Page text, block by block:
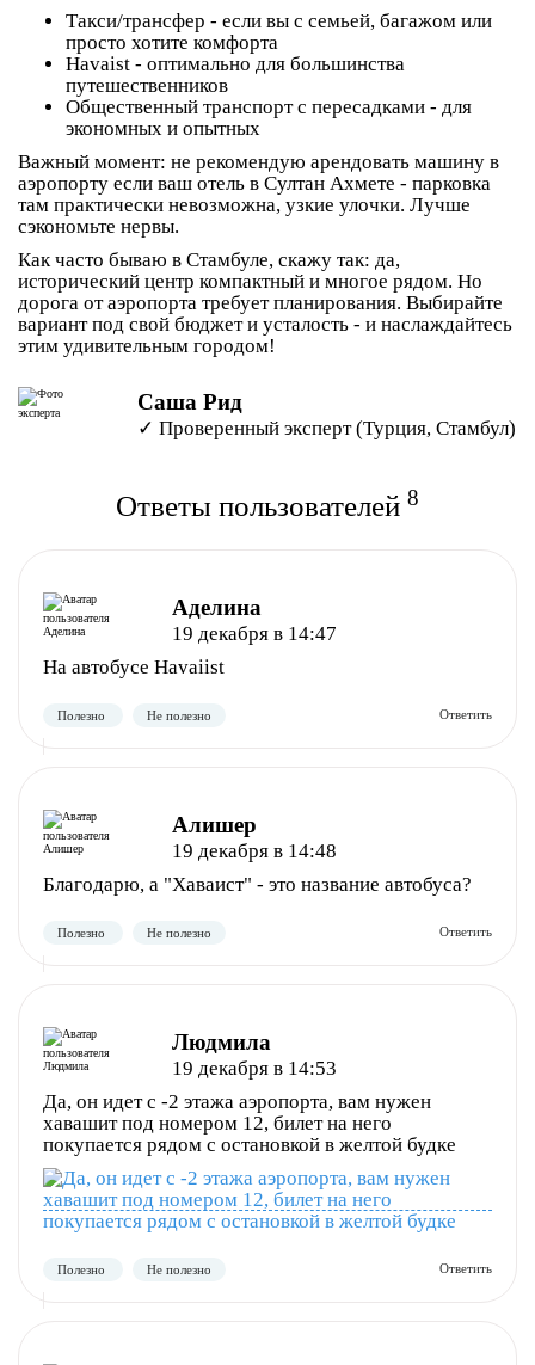
Такси/трансфер - если вы с семьей, багажом или
просто хотите комфорта
Havaist - оптимально для большинства
путешественников
Общественный транспорт с пересадками - для
экономных и опытных
Важный момент: не рекомендую арендовать машину в
аэропорту если ваш отель в Султан Ахмете - парковка
там практически невозможна, узкие улочки. Лучше
сэкономьте нервы.
Как часто бываю в Стамбуле, скажу так: да,
исторический центр компактный и многое рядом. Но
дорога от аэропорта требует планирования. Выбирайте
вариант под свой бюджет и усталость - и наслаждайтесь
этим удивительным городом!
Саша Рид
✓ Проверенный эксперт (Турция, Стамбул)
Ответы пользователей 8
Аделина
19 декабря в 14:47
На автобусе Havaiist
Алишер
19 декабря в 14:48
Благодарю, а "Хаваист" - это название автобуса?
Людмила
19 декабря в 14:53
Да, он идет с -2 этажа аэропорта, вам нужен
хавашит под номером 12, билет на него
покупается рядом с остановкой в желтой будке